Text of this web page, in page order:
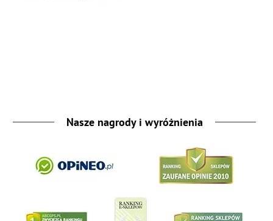
Nasze nagrody i wyróżnienia